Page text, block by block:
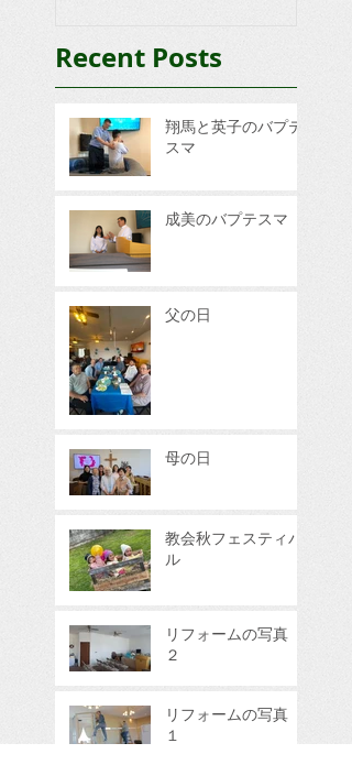
Recent Posts
翔馬と英子のバプテ
スマ
成美のバプテスマ
父の日
母の日
教会秋フェスティバ
ル
リフォームの写真
２
リフォームの写真
１